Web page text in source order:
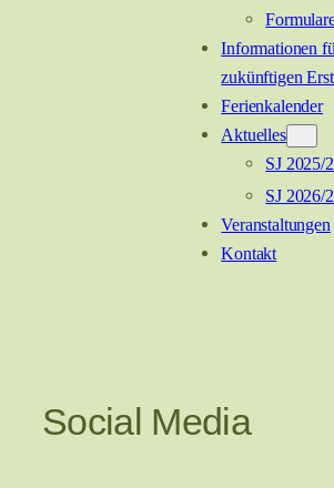
Informationen
zukünftigen
Ferienkalender
Aktuelles
SJ 2025/
SJ 2026/
Veranstaltungen
Kontakt
Social Media